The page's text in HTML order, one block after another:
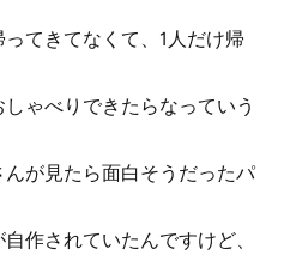
てきてなくて、1人だけ帰
ゃべりできたらなっていう
が見たら面白そうだったパ
作されていたんですけど、